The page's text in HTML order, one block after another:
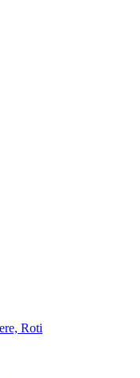
Roti